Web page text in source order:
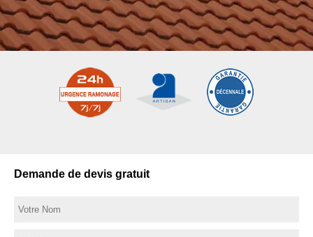
Demande de devis gratuit